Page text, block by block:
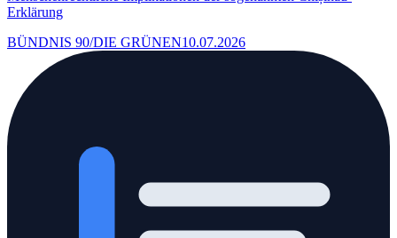
Erklärung
BÜNDNIS 90/DIE GRÜNEN10.07.2026